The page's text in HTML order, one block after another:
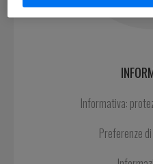
Informativa:
Preferenze